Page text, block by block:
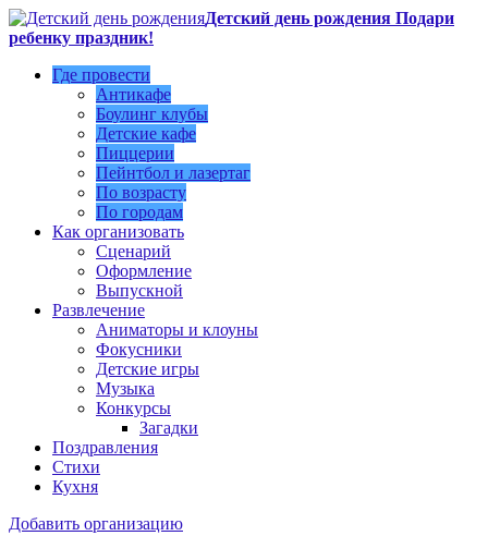
Детский день рождения Подари
ребенку праздник!
Где провести
Антикафе
Боулинг клубы
Детские кафе
Пиццерии
Пейнтбол и лазертаг
По возрасту
По городам
Как организовать
Сценарий
Оформление
Выпускной
Развлечение
Аниматоры и клоуны
Фокусники
Детские игры
Музыка
Конкурсы
Загадки
Поздравления
Стихи
Кухня
Добавить организацию